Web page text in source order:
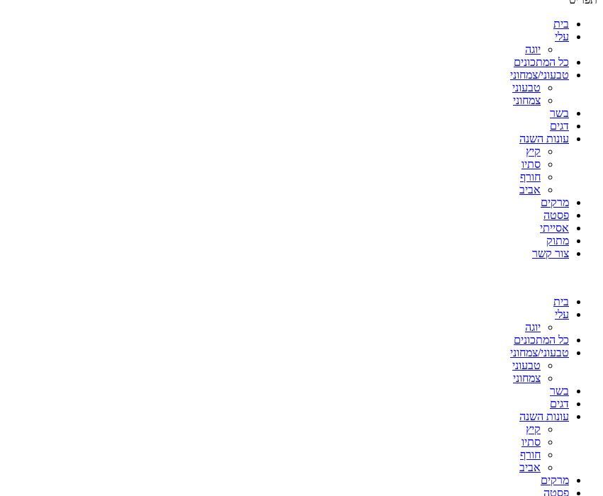
בית
עלי
יוגה
כל המתכונים
טבעוני/צמחוני
טבעוני
צמחוני
בשר
דגים
עונות השנה
קיץ
סתיו
חורף
אביב
מרקים
פסטה
אסייתי
מתוק
צור קשר
בית
עלי
יוגה
כל המתכונים
טבעוני/צמחוני
טבעוני
צמחוני
בשר
דגים
עונות השנה
קיץ
סתיו
חורף
אביב
מרקים
פסטה